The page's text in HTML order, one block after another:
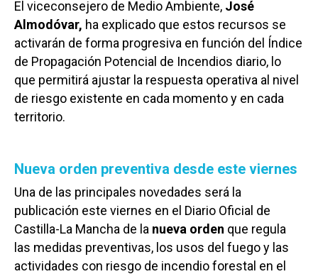
El viceconsejero de Medio Ambiente, José
Almodóvar, ha explicado que estos recursos se
activarán de forma progresiva en función del Índice
de Propagación Potencial de Incendios diario, lo
que permitirá ajustar la respuesta operativa al nivel
de riesgo existente en cada momento y en cada
territorio.
Nueva orden preventiva desde este viernes
Una de las principales novedades será la
publicación este viernes en el Diario Oficial de
Castilla-La Mancha de la nueva orden que regula
las medidas preventivas, los usos del fuego y las
actividades con riesgo de incendio forestal en el